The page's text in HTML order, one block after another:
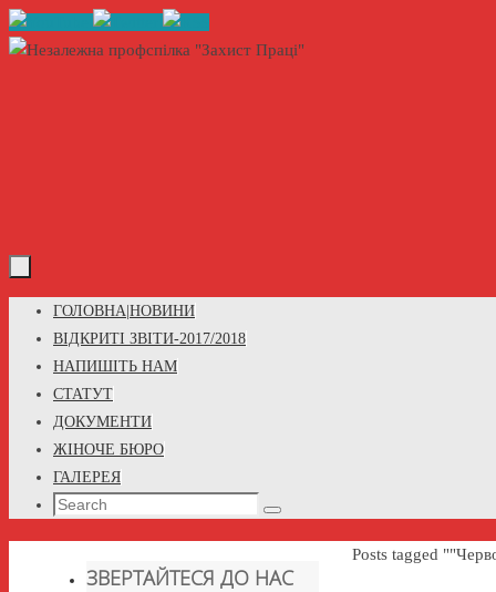
Skip
to
Skip
content
ГОЛОВНА|НОВИНИ
ВІДКРИТІ ЗВІТИ-2017/2018
НАПИШІТЬ НАМ
СТАТУТ
ДОКУМЕНТИ
ЖІНОЧЕ БЮРО
ГАЛЕРЕЯ
Search
Search
Home
Posts tagged
ЗВЕРТАЙТЕСЯ ДО НАС